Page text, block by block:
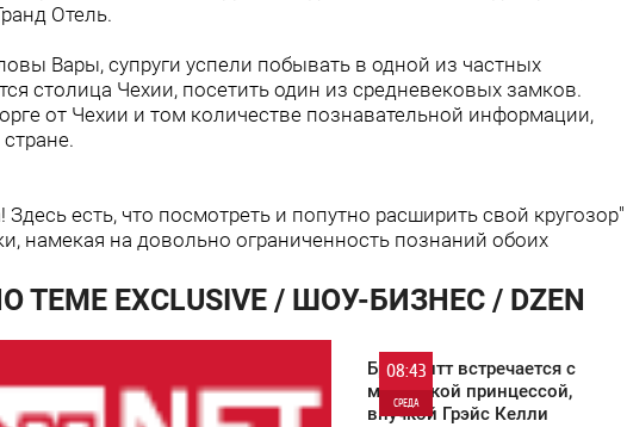
Отель.
Вары, супруги успели побывать в одной из частных
столица Чехии, посетить один из средневековых замков.
от Чехии и том количестве познавательной информации,
есть, что посмотреть и попутно расширить свой кругозор"
намекая на довольно ограниченность познаний обоих
EXCLUSIVE / ШОУ-БИЗНЕС / DZEN
08:43
СРЕДА
Брэд Питт встречается с
монакской принцессой,
внучкой Грэйс Келли